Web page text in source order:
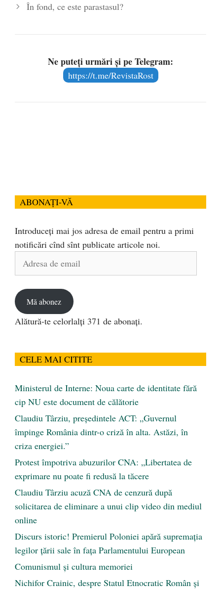
În fond, ce este parastasul?
Ne puteți urmări și pe Telegram:
https://t.me/RevistaRost
ABONAȚI-VĂ
Introduceți mai jos adresa de email pentru a primi
notificări cînd sînt publicate articole noi.
Adresa
Mă abonez
Alătură-te celorlalți 371 de abonați.
CELE MAI CITITE
Ministerul de Interne: Noua carte de identitate fără
cip NU este document de călătorie
Claudiu Târziu, președintele ACT: „Guvernul
împinge România dintr-o criză în alta. Astăzi, în
criza energiei.”
Protest împotriva abuzurilor CNA: „Libertatea de
exprimare nu poate fi redusă la tăcere
Claudiu Târziu acuză CNA de cenzură după
solicitarea de eliminare a unui clip video din mediul
online
Discurs istoric! Premierul Poloniei apără supremația
legilor țării sale în fața Parlamentului European
Comunismul şi cultura memoriei
Nichifor Crainic, despre Statul Etnocratic Român şi